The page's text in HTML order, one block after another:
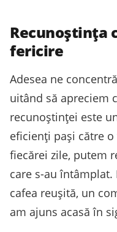
Recunoștința
fericire
Adesea ne
uitând să apreciem
recunoștinței este
eficienți pași către
fiecărei zile, putem
care s-au
cafea reușită, un
am ajuns acasă în